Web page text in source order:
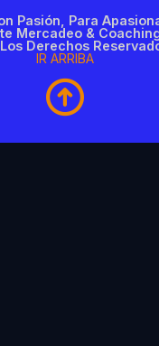
Pasión, Para
Mercadeo &
Derechos
IR ARRIBA